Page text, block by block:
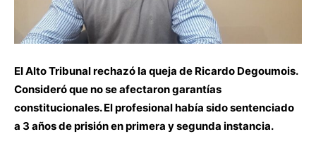
El Alto Tribunal rechazó la queja de Ricardo Degoumois.
Consideró que no se afectaron garantías
constitucionales. El profesional había sido sentenciado
a 3 años de prisión en primera y segunda instancia.